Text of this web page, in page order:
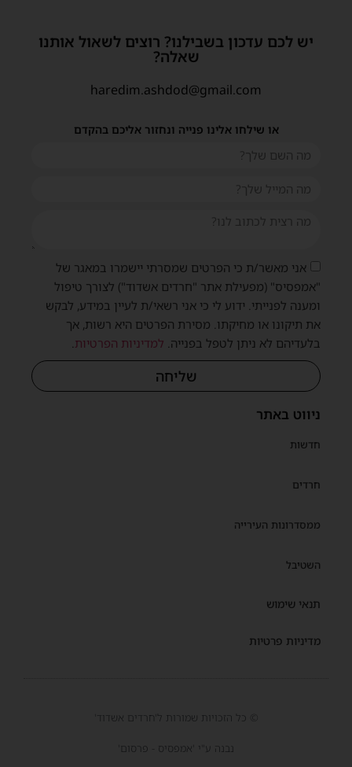
ניווט באתר
חדשות
חרדים
ממסדרונות העירייה
השטיבל
תנאי שימוש
מדיניות פרטיות
יש לכם עדכון בשבילנו? רוצים לשאול אותנו
שאלה?
haredim.ashdod@gmail.com
או שילחו אלינו פנייה ונחזור אליכם בהקדם
אני מאשר/ת כי הפרטים שמסרתי יישמרו במאגר של
"אמפסיס" (מפעילת אתר "חרדים אשדוד") לצורך טיפול
ומענה לפנייתי. ידוע לי כי אני רשאי/ת לעיין במידע, לבקש
את תיקונו או מחיקתו. מסירת הפרטים היא רשות, אך
בלעדיהם לא ניתן לטפל בפנייה. למדיניות הפרטיות
שליחה
© כל הזכויות שמורות ל'חרדים אשדוד'
נבנה ע"י 'אמפסיס - פרסום'